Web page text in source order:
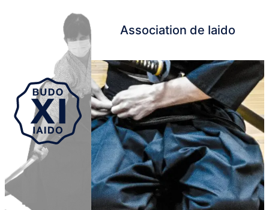
Association de Iaido